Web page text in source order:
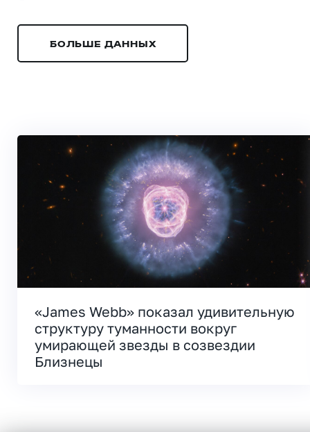
БОЛЬШЕ ДАННЫХ
«James Webb» показал удивительную
структуру туманности вокруг
умирающей звезды в созвездии
Близнецы